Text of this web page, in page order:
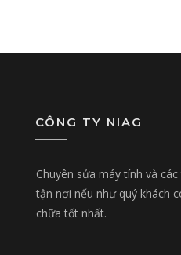
CÔNG TY NIAG
Chuyên sửa máy tính và
tận nơi nếu như quý khách
chữa tốt nhất.